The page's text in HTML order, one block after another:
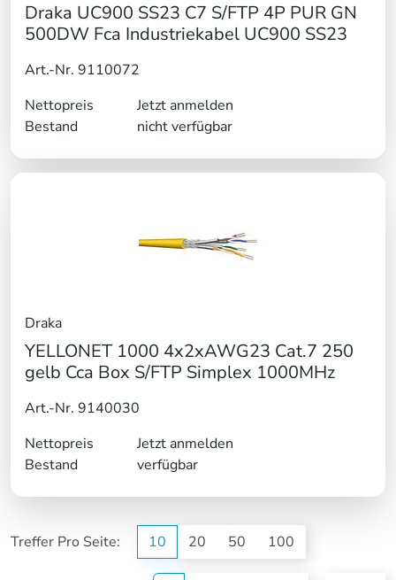
Draka UC900 SS23 C7 S/FTP 4P PUR GN
500DW Fca Industriekabel UC900 SS23
Art.-Nr. 9110072
Nettopreis
Jetzt anmelden
Bestand
nicht verfügbar
Draka
YELLONET 1000 4x2xAWG23 Cat.7 250
gelb Cca Box S/FTP Simplex 1000MHz
Art.-Nr. 9140030
Nettopreis
Jetzt anmelden
Bestand
verfügbar
Treffer Pro Seite: 10 20 50 100